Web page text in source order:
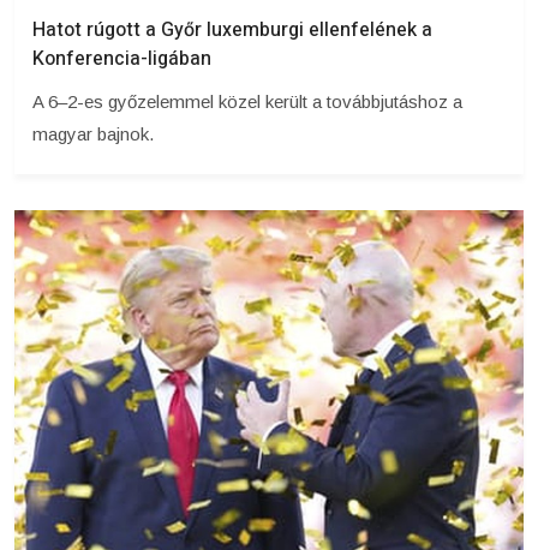
Hatot rúgott a Győr luxemburgi ellenfelének a
Konferencia-ligában
A 6–2-es győzelemmel közel került a továbbjutáshoz a
magyar bajnok.